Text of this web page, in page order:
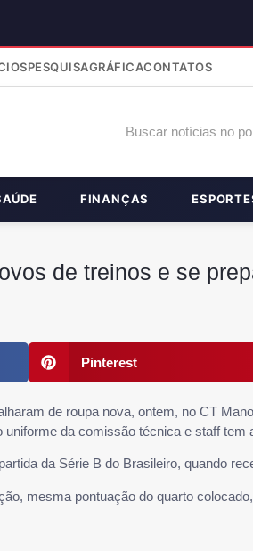
PESQUISAGRÁFICACONTATOS
FINANÇAS
de treinos e se
Pinterest
de roupa nova, ontem, no CT
da comissão técnica e staff tem
da Série B do Brasileiro, quando
mesma pontuação do quarto